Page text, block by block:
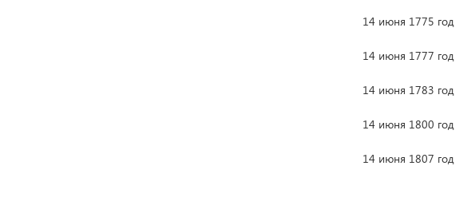
14 июня 1775 год
14 июня 1777 год
14 июня 1783 год
14 июня 1800 год
14 июня 1807 год